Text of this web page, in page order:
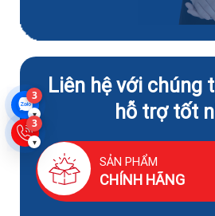
Liên hệ với chúng
hỗ trợ tốt
SẢN PHẨM
CHÍNH HÃNG
3
▾
3
▾